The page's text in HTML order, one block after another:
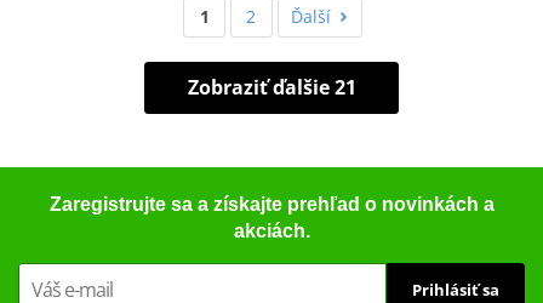
1 2 Ďalší
Zobraziť ďalšie 21
Zaregistrujte sa a získajte prehľad o novinkách a
akciách.
Prihlásiť sa